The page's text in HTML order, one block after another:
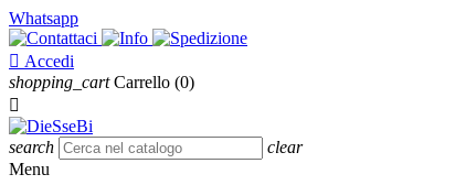
Whatsapp
 Accedi
shopping_cart Carrello (0)

search
clear
Menu